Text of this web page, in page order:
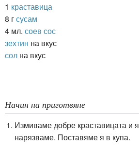
1 краставица
8 гсусам
4 мл. соев сос
зехтин на вкус
сол на вкус
Начин на приготвяне
Измиваме добре краставицата и я
нарязваме. Поставяме я в купа.